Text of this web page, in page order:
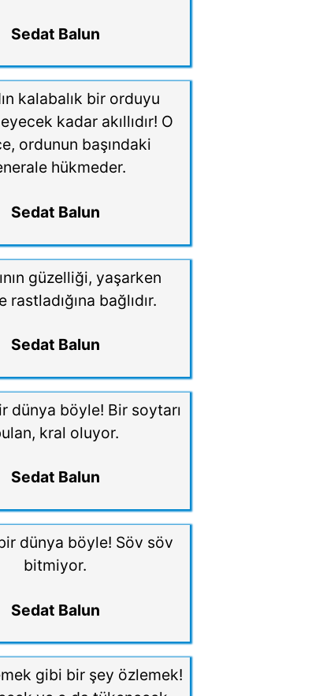
Sedat Balun
kalabalık bir orduyu
kadar akıllıdır! O
ordunun başındaki
hükmeder.
Sedat Balun
güzelliği, yaşarken
rastladığına bağlıdır.
Sedat Balun
dünya böyle! Bir soytarı
kral oluyor.
Sedat Balun
dünya böyle! Söv söv
bitmiyor.
Sedat Balun
gibi bir şey özlemek!